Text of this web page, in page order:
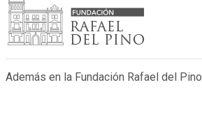
Además en la Fundación Rafael del Pino